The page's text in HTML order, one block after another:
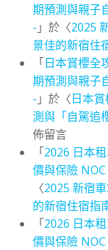
期預測與親子
- 」於〈2025
景佳的新宿住
「日本賞櫻全
期預測與親子
- 」於〈日本
測與「自駕追
佈留言
「2026 日本
價與保險
〈2025 新宿
的新宿住宿指
「2026 日本
價與保險